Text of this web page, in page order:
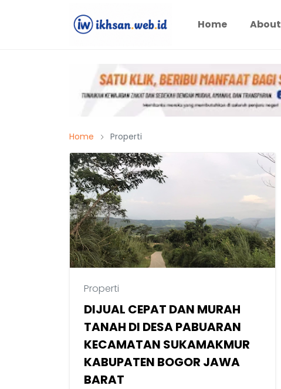
Home About
Home Properti
Properti
DIJUAL CEPAT DAN MURAH
TANAH DI DESA PABUARAN
KECAMATAN SUKAMAKMUR
KABUPATEN BOGOR JAWA
BARAT